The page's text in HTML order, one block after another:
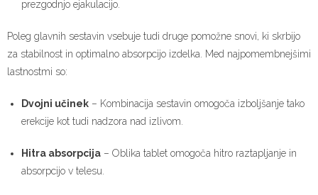
prezgodnjo ejakulacijo.
Poleg glavnih sestavin vsebuje tudi druge pomožne snovi, ki skrbijo
za stabilnost in optimalno absorpcijo izdelka. Med najpomembnejšimi
lastnostmi so:
Dvojni učinek – Kombinacija sestavin omogoča izboljšanje tako
erekcije kot tudi nadzora nad izlivom.
Hitra absorpcija – Oblika tablet omogoča hitro raztapljanje in
absorpcijo v telesu.